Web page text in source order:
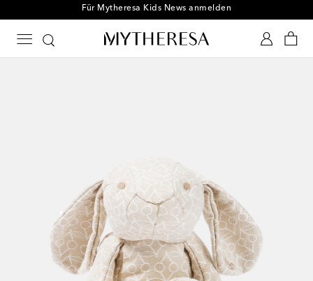
Für Mytheresa Kids News anmelden